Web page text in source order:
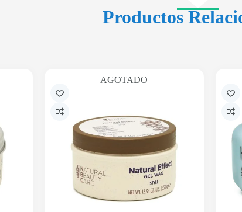
Productos
AGOTADO